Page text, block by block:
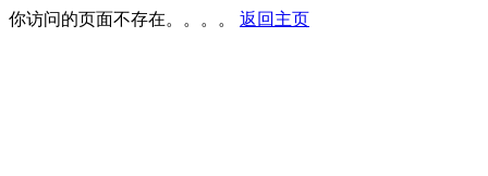
你访问的页面不存在。。。。 返回主页